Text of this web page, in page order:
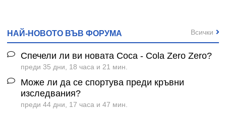
НАЙ-НОВОТО ВЪВ ФОРУМА
Спечели ли ви новата Coca - Cola Zero Zero?
преди 35 дни, 18 часа и 21 мин.
Може ли да се спортува преди кръвни
изследвания?
преди 44 дни, 17 часа и 47 мин.
Всички